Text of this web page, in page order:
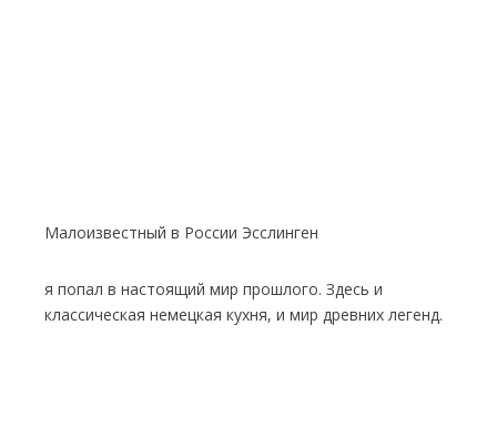
Малоизвестный в России Эсслинген
я попал в настоящий мир прошлого. Здесь и
классическая немецкая кухня, и мир древних легенд.